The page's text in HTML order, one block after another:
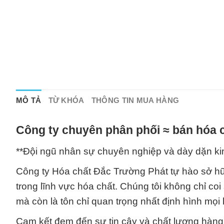
MÔ TẢ TỪ KHÓA THÔNG TIN MUA HÀNG
Công ty chuyên phân phối ≈ bán hóa
**Đội ngũ nhân sự chuyên nghiệp và dày dặn
Công ty Hóa chất Đắc Trường Phát tự hào sở
trong lĩnh vực hóa chất. Chúng tôi không chỉ
mà còn là tôn chỉ quan trọng nhất định hình
Cam kết đem đến sự tin cậy và chất lượng